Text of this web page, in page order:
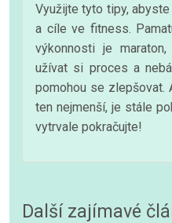
Využijte tyto tipy,
a cíle ve fitness.
výkonnosti je
užívat si proces a
pomohou se zlepšovat.
ten nejmenší, je stále
vytrvale pokračujte!
Další zajímavé